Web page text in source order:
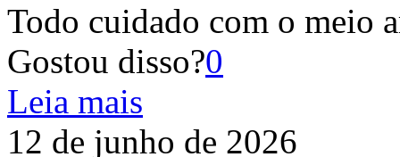
Todo cuidado com o meio
Gostou disso?0
Leia mais
12 de junho de 2026